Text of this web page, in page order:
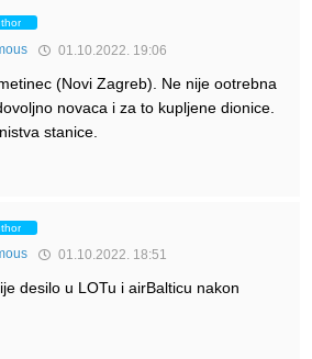
01.10.2022. 19:06
(Novi Zagreb). Ne nije ootrebna
novaca i za to kupljene dionice.
stanice.
01.10.2022. 18:51
desilo u LOTu i airBalticu nakon